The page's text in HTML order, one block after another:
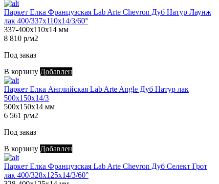
Паркет Елка Французская Lab Arte Chevron Дуб Натур Лаунж
лак 400/337х110х14/3/60°
337-400х110х14 мм
8 810 р/м2
Под заказ
В корзину Добавлен
Паркет Елка Английская Lab Arte Angle Дуб Натур лак
500х150х14/3
500х150х14 мм
6 561 р/м2
Под заказ
В корзину Добавлен
Паркет Елка Французская Lab Arte Chevron Дуб Селект Грот
лак 400/328х125х14/3/60°